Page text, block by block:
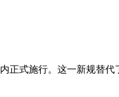
正式施行。这一新规替